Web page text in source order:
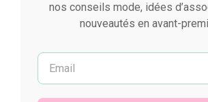
nos conseils mode, idées
nouveautés en avant-